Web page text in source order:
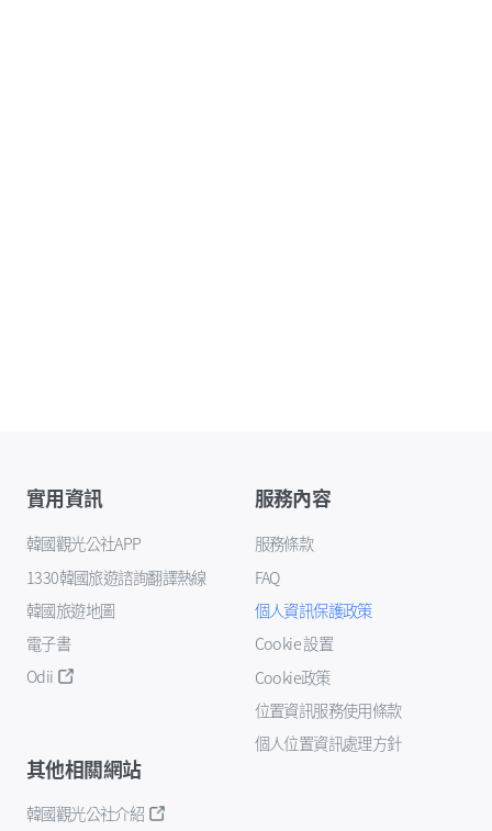
實用資訊
韓國觀光公社APP
1330韓國旅遊諮詢翻譯熱線
韓國旅遊地圖
電子書
Odii
服務內容
服務條款
FAQ
個人資訊保護政策
Cookie 設置
Cookie政策
位置資訊服務使用條款
個人位置資訊處理方針
其他相關網站
韓國觀光公社介紹